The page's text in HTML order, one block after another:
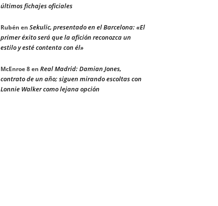
últimos fichajes oficiales
Rubén en Sekulic, presentado en el Barcelona: «El
primer éxito será que la afición reconozca un
estilo y esté contenta con él»
McEnroe 8en Real Madrid: Damian Jones,
contrato de un año; siguen mirando escoltas con
Lonnie Walker como lejana opción